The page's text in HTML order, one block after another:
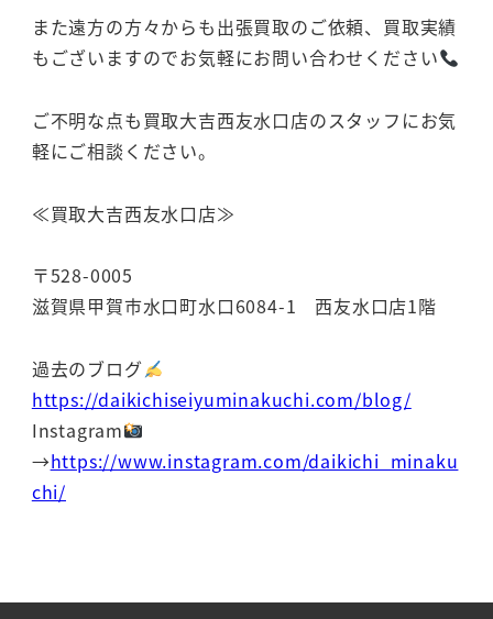
また遠方の方々からも出張買取のご依頼、買取実績
もございますのでお気軽にお問い合わせください
ご不明な点も買取大吉西友水口店のスタッフにお気
軽にご相談ください。
≪買取大吉西友水口店≫
〒528-0005
滋賀県甲賀市水口町水口6084-1 西友水口店1階
過去のブログ
https://daikichiseiyuminakuchi.com/blog/
Instagram
→https://www.instagram.com/daikichi_minaku
chi/